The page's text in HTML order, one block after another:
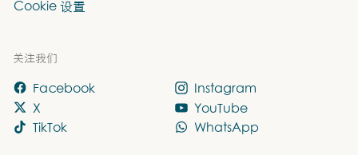
关注我们
Facebook
Instagram
X
YouTube
TikTok
WhatsApp
Cookie 设置